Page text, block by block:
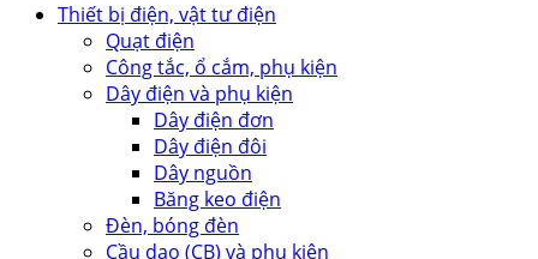
Thiết bị điện, vật tư điện
Quạt điện
Công tắc, ổ cắm, phụ kiện
Dây điện và phụ kiện
Dây điện đơn
Dây điện đôi
Dây nguồn
Băng keo điện
Đèn, bóng đèn
Cầu dao (CB) và phụ kiện